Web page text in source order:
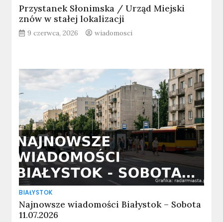
Przystanek Słonimska / Urząd Miejski
znów w stałej lokalizacji
9 czerwca, 2026 wiadomosci
BIAŁYSTOK
Najnowsze wiadomości Białystok – Sobota
11.07.2026